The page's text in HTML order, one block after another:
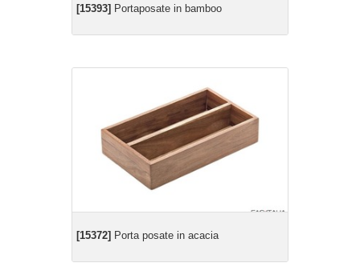
[15393] Portaposate in bamboo
[15372] Porta posate in acacia